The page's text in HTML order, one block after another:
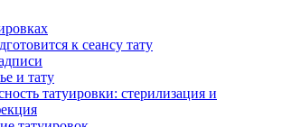
к сеансу тату
и тату
татуировки: стерилизация и